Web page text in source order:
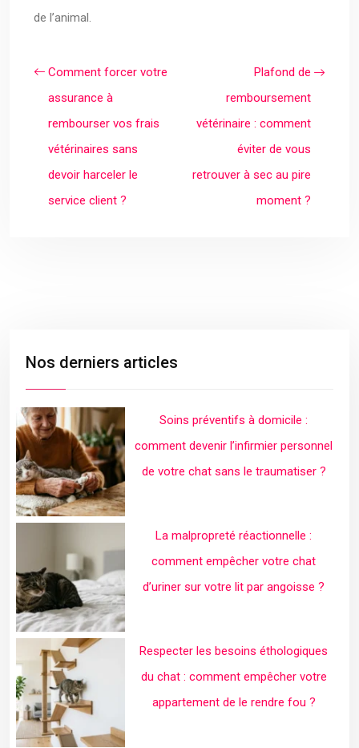
de l’animal.
Comment forcer votre
assurance à
rembourser vos frais
vétérinaires sans
devoir harceler le
service client ?
Plafond de
remboursement
vétérinaire : comment
éviter de vous
retrouver à sec au pire
moment ?
Nos derniers articles
Soins préventifs à domicile :
comment devenir l’infirmier personnel
de votre chat sans le traumatiser ?
La malpropreté réactionnelle :
comment empêcher votre chat
d’uriner sur votre lit par angoisse ?
Respecter les besoins éthologiques
du chat : comment empêcher votre
appartement de le rendre fou ?